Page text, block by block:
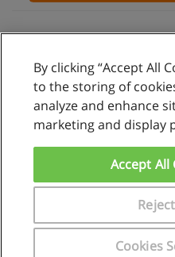
By clicking “Accept All
to the storing of
analyze and enhance
marketing and display
Cookies
Accept All